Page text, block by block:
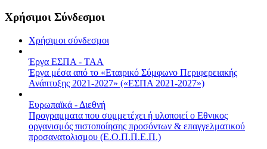
Χρήσιμοι Σύνδεσμοι
Χρήσιμοι σύνδεσμοι
Έργα ΕΣΠΑ - ΤΑΑ
Έργα μέσα από το «Εταιρικό Σύμφωνο Περιφερειακής
Ανάπτυξης 2021-2027» («ΕΣΠΑ 2021-2027»)
Ευρωπαϊκά - Διεθνή
Προγραμματα που συμμετέχει ή υλοποιεί ο Εθνικος
οργανισμός πιστοποίησης προσόντων & επαγγελματικού
προσανατολισμου (Ε.Ο.Π.Π.Ε.Π.)